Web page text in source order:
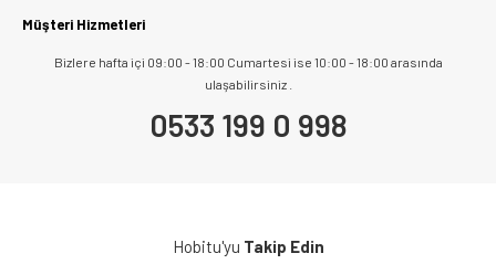
Müşteri Hizmetleri
Bizlere hafta içi 09:00 - 18:00 Cumartesi ise 10:00 - 18:00 arasında
ulaşabilirsiniz .
0533 199 0 998
Hobitu'yu Takip Edin